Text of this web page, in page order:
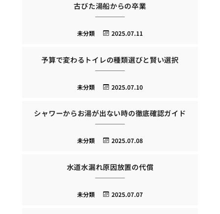
古びた湯船からの卒業
2025.07.11
未分類
予算で変わるトイレの種類選びと賢い選択
2025.07.10
未分類
シャワーからお湯が出ない時の徹底確認ガイド
2025.07.08
未分類
水道水漏れ原因放置の代償
2025.07.07
未分類